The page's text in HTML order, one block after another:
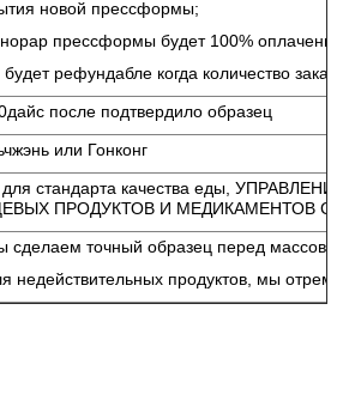
новой прессформы;
прессформы будет 100%
рефундабле когда количество
после подтвердило образец
или Гонконг
для стандарта качества еды,
ПРОДУКТОВ И МЕДИКАМЕНТОВ
сделаем точный образец перед
недействительных продуктов, мы